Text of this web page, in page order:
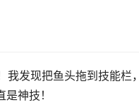
我发现把鱼头拖到技能
神技！